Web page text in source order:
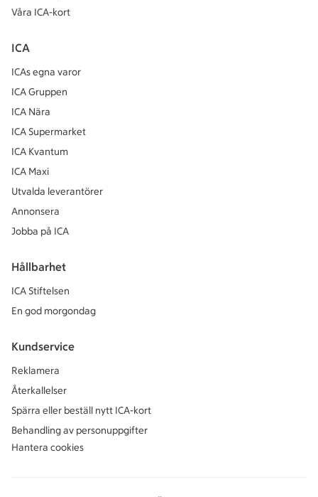
Våra ICA-kort
ICA
ICAs egna varor
ICA Gruppen
ICA Nära
ICA Supermarket
ICA Kvantum
ICA Maxi
Utvalda leverantörer
Annonsera
Jobba på ICA
Hållbarhet
ICA Stiftelsen
En god morgondag
Kundservice
Reklamera
Återkallelser
Spärra eller beställ nytt ICA-kort
Behandling av personuppgifter
Hantera cookies